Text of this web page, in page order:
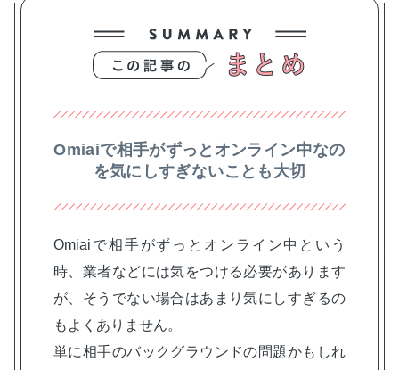
Omiaiで相手がずっとオンライン中なの
を気にしすぎないことも大切
Omiaiで相手がずっとオンライン中という
時、業者などには気をつける必要があります
が、そうでない場合はあまり気にしすぎるの
もよくありません。
単に相手のバックグラウンドの問題かもしれ